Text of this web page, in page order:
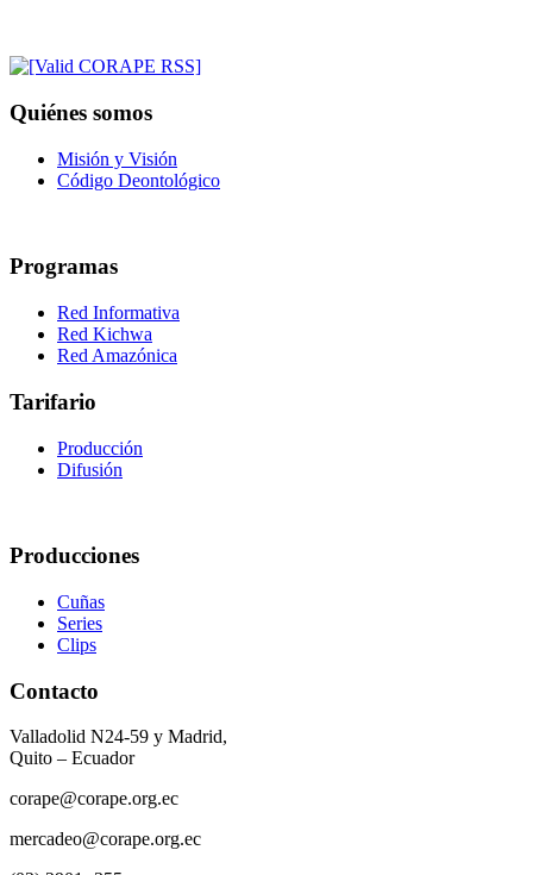
Quiénes somos
Misión y Visión
Código Deontológico
Programas
Red Informativa
Red Kichwa
Red Amazónica
Tarifario
Producción
Difusión
Producciones
Cuñas
Series
Clips
Contacto
Valladolid N24-59 y Madrid,
Quito – Ecuador
corape@corape.org.ec
mercadeo@corape.org.ec